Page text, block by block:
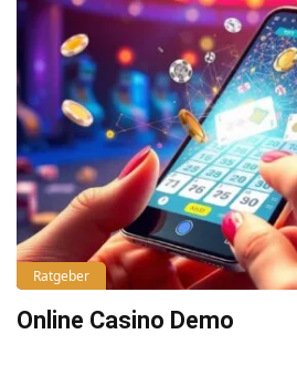
Ratgeber
Online Casino Demo